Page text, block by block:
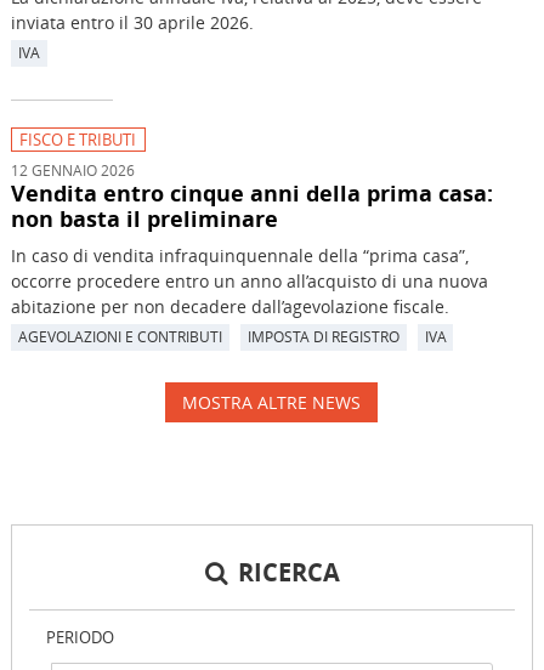
inviata entro il 30 aprile 2026.
IVA
FISCO E TRIBUTI
12 GENNAIO 2026
Vendita entro cinque anni della prima casa:
non basta il preliminare
In caso di vendita infraquinquennale della “prima casa”,
occorre procedere entro un anno all’acquisto di una nuova
abitazione per non decadere dall’agevolazione fiscale.
AGEVOLAZIONI E CONTRIBUTI IMPOSTA DI REGISTRO IVA
MOSTRA ALTRE NEWS
RICERCA
PERIODO